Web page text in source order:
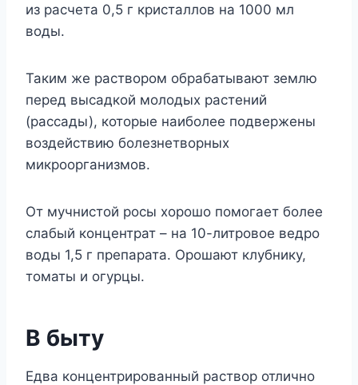
из расчета 0,5 г кристаллов на 1000 мл
воды.
Таким же раствором обрабатывают землю
перед высадкой молодых растений
(рассады), которые наиболее подвержены
воздействию болезнетворных
микроорганизмов.
От мучнистой росы хорошо помогает более
слабый концентрат – на 10-литровое ведро
воды 1,5 г препарата. Орошают клубнику,
томаты и огурцы.
В быту
Едва концентрированный раствор отлично